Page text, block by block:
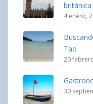
británica
4 enero,
Tao
20
30